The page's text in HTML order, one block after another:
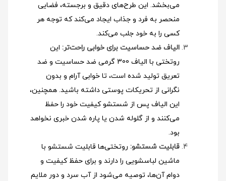
می‌بخشد. این طرح‌های دقیق و برجسته، فضایی
منحصر به فرد و جذاب ایجاد می‌کند که توجه هر
کسی را به خود جلب می‌کند.
الیاف ضد حساسیت برای خوابی راحت‌تر: این
روتختی با الیاف 300 گرمی ضد حساسیت و ضد
تعریق تولید شده است، تا خوابی آرام و بدون
نگرانی از تحریکات پوستی داشته باشید. همچنین،
این الیاف پس از شستشو کیفیت خود را حفظ
می‌کنند و از گلوله شدن یا پاره شدن خبری نخواهد
بود.
قابلیت شستشو: روتختی‌ها قابلیت شستشو با
ماشین لباسشویی را دارند و برای حفظ کیفیت و
دوام آن‌ها، توصیه می‌شود از آب سرد و دور ملایم